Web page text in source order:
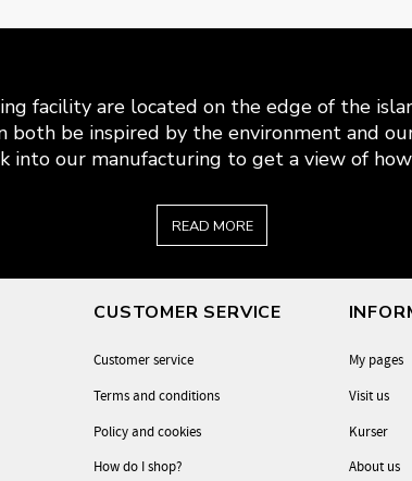
facility are located on the edge of the
both be inspired by the environment and
into our manufacturing to get a view of
READ MORE
CUSTOMER SERVICE
Customer service
Terms and conditions
Policy and cookies
How do I shop?
My pages
Visit us
Kurser
About us